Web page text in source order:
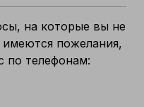
на которые вы не
имеются пожелания,
по телефонам: